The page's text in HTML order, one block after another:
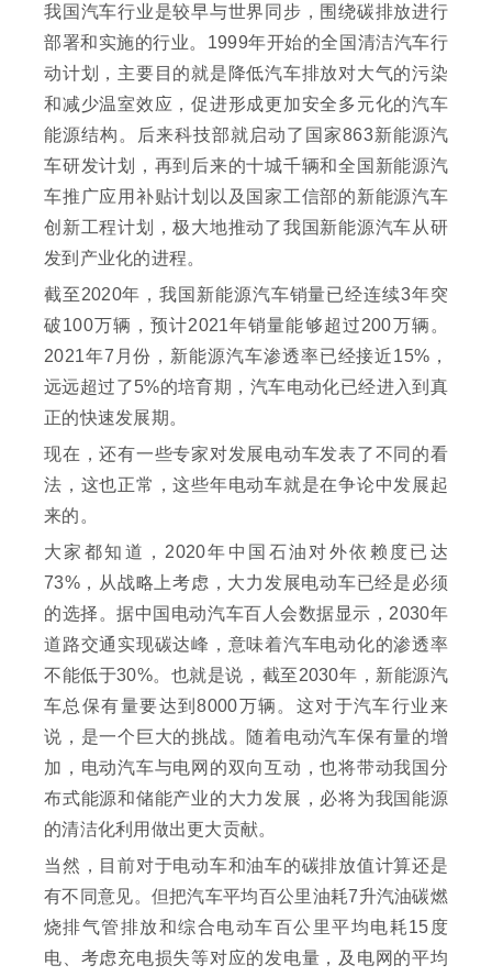
我国汽车行业是较早与世界同步，围绕碳排放进行
部署和实施的行业。1999年开始的全国清洁汽车行
动计划，主要目的就是降低汽车排放对大气的污染
和减少温室效应，促进形成更加安全多元化的汽车
能源结构。后来科技部就启动了国家863新能源汽
车研发计划，再到后来的十城千辆和全国新能源汽
车推广应用补贴计划以及国家工信部的新能源汽车
创新工程计划，极大地推动了我国新能源汽车从研
发到产业化的进程。
截至2020年，我国新能源汽车销量已经连续3年突
破100万辆，预计2021年销量能够超过200万辆。
2021年7月份，新能源汽车渗透率已经接近15%，
远远超过了5%的培育期，汽车电动化已经进入到真
正的快速发展期。
现在，还有一些专家对发展电动车发表了不同的看
法，这也正常，这些年电动车就是在争论中发展起
来的。
大家都知道，2020年中国石油对外依赖度已达
73%，从战略上考虑，大力发展电动车已经是必须
的选择。据中国电动汽车百人会数据显示，2030年
道路交通实现碳达峰，意味着汽车电动化的渗透率
不能低于30%。也就是说，截至2030年，新能源汽
车总保有量要达到8000万辆。这对于汽车行业来
说，是一个巨大的挑战。随着电动汽车保有量的增
加，电动汽车与电网的双向互动，也将带动我国分
布式能源和储能产业的大力发展，必将为我国能源
的清洁化利用做出更大贡献。
当然，目前对于电动车和油车的碳排放值计算还是
有不同意见。但把汽车平均百公里油耗7升汽油碳燃
烧排气管排放和综合电动车百公里平均电耗15度
电、考虑充电损失等对应的发电量，及电网的平均